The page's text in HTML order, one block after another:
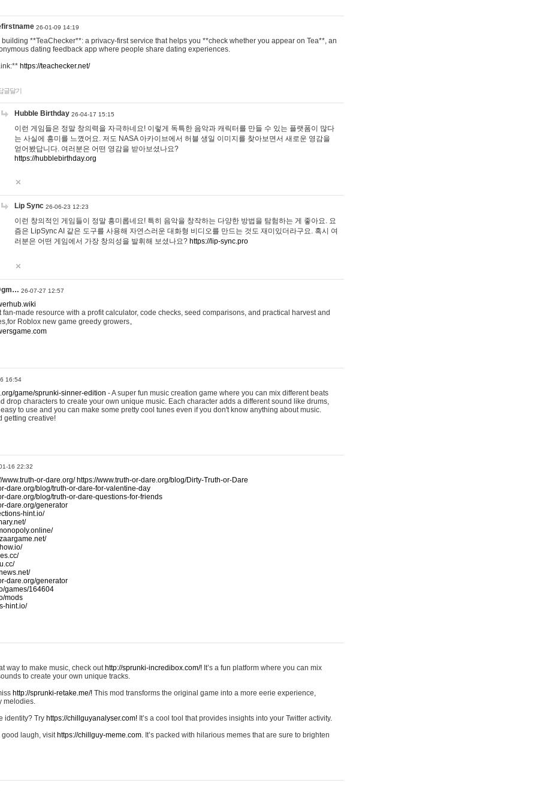
26-01-09 14:19
building **TeaChecker**: a privacy-first service that helps you **check whether you appear on Tea**, an
dating feedback app where people share dating experiences.
https://teachecker.net/
글달기
Hubble Birthday 26-04-17 15:15
이런 게임들은 정말 창의력을 자극하네요! 이렇게 독특한 음악과 캐릭터를 만들 수 있는 플랫폼이 많다
는 사실에 흥미를 느꼈어요. 저도 NASA 아카이브에서 허블 생일 이미지를 찾아보면서 새로운 영감을
얻어봤답니다. 여러분은 어떤 영감을 받아보셨나요?
https://hubblebirthday.org
Lip Sync 26-06-23 12:23
이런 창의적인 게임들이 정말 흥미롭네요! 특히 음악을 창작하는 다양한 방법을 탐험하는 게 좋아요. 요
즘은 LipSync AI 같은 도구를 사용해 자연스러운 대화형 비디오를 만드는 것도 재미있더라구요. 혹시 여
러분은 어떤 게임에서 가장 창의성을 발휘해 보셨나요? https://lip-sync.pro
26-07-27 12:57
made resource with a profit calculator, code checks, seed comparisons, and practical harvest and
Roblox new game greedy growers。
16:54
game/sprunki-sinner-edition - A super fun music creation game where you can mix different beats
drop characters to create your own unique music. Each character adds a different sound like drums,
to use and you can make some pretty cool tunes even if you don't know anything about music.
getting creative!
16 22:32
www.truth-or-dare.org/ https://www.truth-or-dare.org/blog/Dirty-Truth-or-Dare
dare.org/blog/truth-or-dare-for-valentine-day
dare.org/blog/truth-or-dare-questions-for-friends
dare.org/generator
hint.io/
dare.org/generator
games/164604
mods
hint.io/
way to make music, check out http://sprunki-incredibox.com/! It’s a fun platform where you can mix
to create your own unique tracks.
http://sprunki-retake.me/! This mod transforms the original game into a more eerie experience,
melodies.
identity? Try https://chillguyanalyser.com! It’s a cool tool that provides insights into your Twitter activity.
good laugh, visit https://chillguy-meme.com. It’s packed with hilarious memes that are sure to brighten